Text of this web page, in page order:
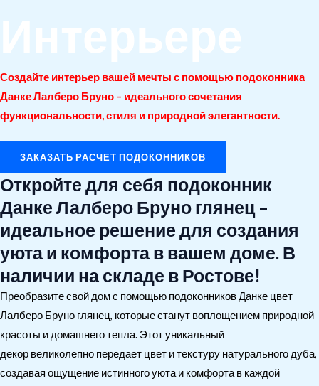
Интерьере
Создайте интерьер вашей мечты с помощью подоконника
Данке Лалберо Бруно – идеального сочетания
функциональности, стиля и природной элегантности.
ЗАКАЗАТЬ РАСЧЕТ ПОДОКОННИКОВ
Откройте для себя подоконник
Данке Лалберо Бруно глянец –
идеальное решение для создания
уюта и комфорта в вашем доме. В
наличии на складе в Ростове!
Преобразите свой дом с помощью подоконников Данке цвет
Лалберо Бруно глянец, которые станут воплощением природной
красоты и домашнего тепла. Этот уникальный
декор великолепно передает цвет и текстуру натурального дуба,
создавая ощущение истинного уюта и комфорта в каждой